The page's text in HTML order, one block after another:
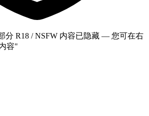
分 R18 / NSFW 内容已隐藏 — 您可在右
容"